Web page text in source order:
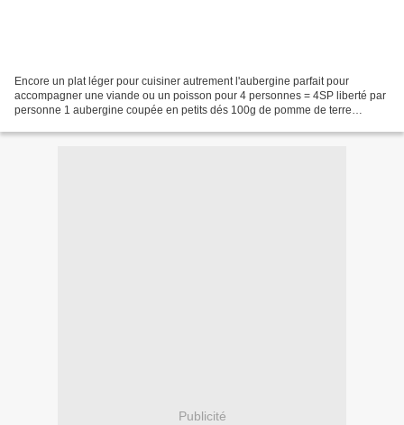
Encore un plat léger pour cuisiner autrement l'aubergine parfait pour
accompagner une viande ou un poisson pour 4 personnes = 4SP liberté par
personne 1 aubergine coupée en petits dés 100g de pomme de terre
Publicité